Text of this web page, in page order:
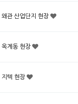
왜관 산업단지 현장
옥계동 현장
지텍 현장